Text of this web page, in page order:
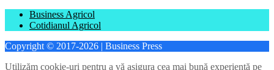
Business Agricol
Cotidianul Agricol
Copyright © 2017-2026 | Business Press
Utilizăm cookie-uri pentru a vă asigura cea mai bună experiență pe